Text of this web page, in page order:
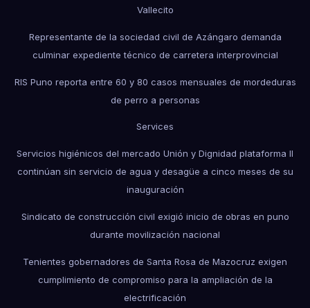
Vallecito
Representante de la sociedad civil de Azángaro demanda
culminar expediente técnico de carretera interprovincial
RIS Puno reporta entre 60 y 80 casos mensuales de mordeduras
de perro a personas
Services
Servicios higiénicos del mercado Unión y Dignidad plataforma II
continúan sin servicio de agua y desagüe a cinco meses de su
inauguración
Sindicato de construcción civil exigió inicio de obras en puno
durante movilización nacional
Tenientes gobernadores de Santa Rosa de Mazocruz exigen
cumplimiento de compromiso para la ampliación de la
electrificación